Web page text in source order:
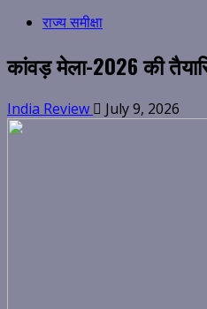
राज्य समीक्षा
कांवड़ मेला-2026 की
India Review July 9, 2026